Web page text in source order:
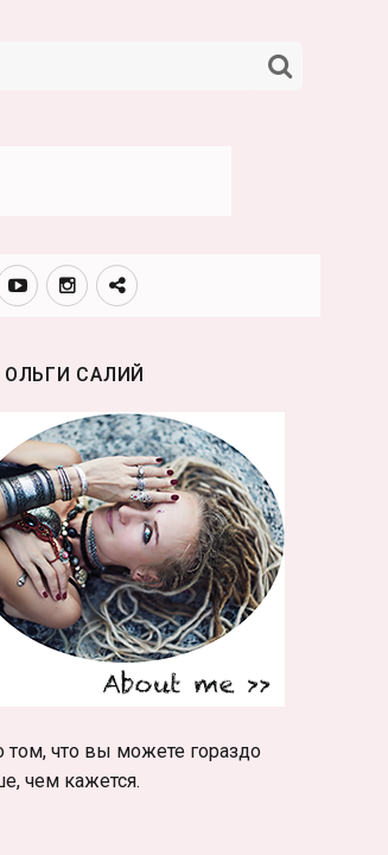
YoutubeИнстаграмм
Телеграм
ОЛЬГИ САЛИЙ
том, что вы можете гораздо
чем кажется.